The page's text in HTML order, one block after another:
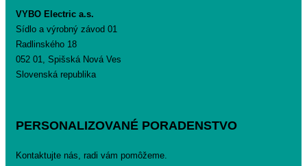
VYBO Electric a.s.
Sídlo a výrobný závod 01
Radlinského 18
052 01, Spišská Nová Ves
Slovenská republika
PERSONALIZOVANÉ PORADENSTVO
Kontaktujte nás, radi vám pomôžeme.